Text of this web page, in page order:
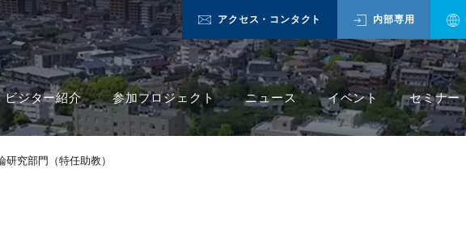
アクセス・コンタクト 内部専用
ビジター紹介 参加プロジェクト ニュース イベント セミナー
究部門（特任助教）